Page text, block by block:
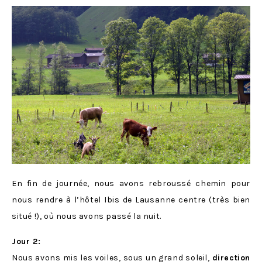
En fin de journée, nous avons rebroussé chemin pour
nous rendre à l’hôtel Ibis de Lausanne centre (très bien
situé !), où nous avons passé la nuit.
Jour 2:
Nous avons mis les voiles, sous un grand soleil, direction